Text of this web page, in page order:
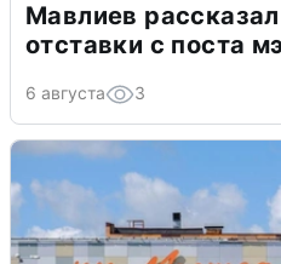
Мавлиев
отставки с поста
6 августа 3